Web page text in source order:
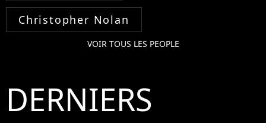
Christopher Nolan
VOIR TOUS LES PEOPLE
DERNIERS